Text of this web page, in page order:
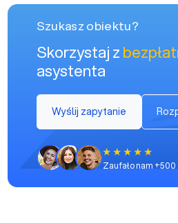
Szukasz obiektu?
Skorzystaj z
asystenta
Wyślij zapytanie
Zaufało nam